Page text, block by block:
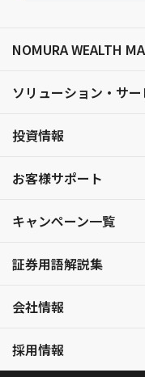
NOMURA WEALTH
ソリューション・サー
投資情報
お客様サポート
キャンペーン一覧
証券用語解説集
会社情報
採用情報